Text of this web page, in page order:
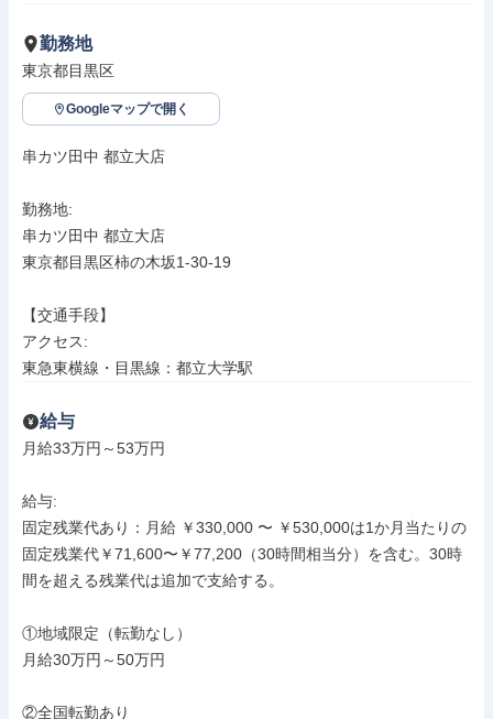
勤務地
東京都目黒区
Googleマップで開く
串カツ田中 都立大店
勤務地:
串カツ田中 都立大店
東京都目黒区柿の木坂1-30-19
【交通手段】
アクセス:
東急東横線・目黒線：都立大学駅
給与
月給33万円～53万円
給与:
固定残業代あり：月給 ￥330,000 〜 ￥530,000は1か月当たりの
固定残業代￥71,600〜￥77,200（30時間相当分）を含む。30時
間を超える残業代は追加で支給する。
①地域限定（転勤なし）
月給30万円～50万円
②全国転勤あり